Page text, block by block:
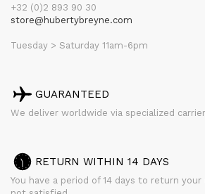
+32 (0)2 893 90 30
store@hubertybreyne.com
Tuesday > Saturday 11am-6pm
GUARANTEED
We deliver worldwide via specialized
RETURN WITHIN 14 DAYS
You have a period of 14 days to return